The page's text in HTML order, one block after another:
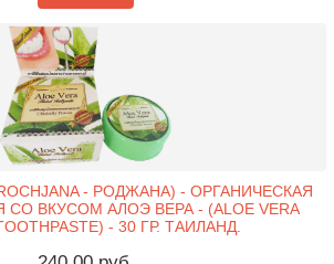
- РОДЖАНА) - ОРГАНИЧЕСКАЯ
ВКУСОМ АЛОЭ ВЕРА - (ALOE VERA
- 30 ГР. ТАИЛАНД.